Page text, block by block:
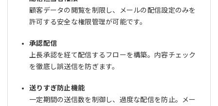
顧客データの閲覧を制限し、メールの配信設定のみを
許可する安全な権限管理が可能です。
承認配信
上長承認を経て配信するフローを構築。内容チェック
を徹底し誤送信を防ぎます。
送りすぎ防止機能
一定期間の送信数を制御し、過度な配信を防止。メー